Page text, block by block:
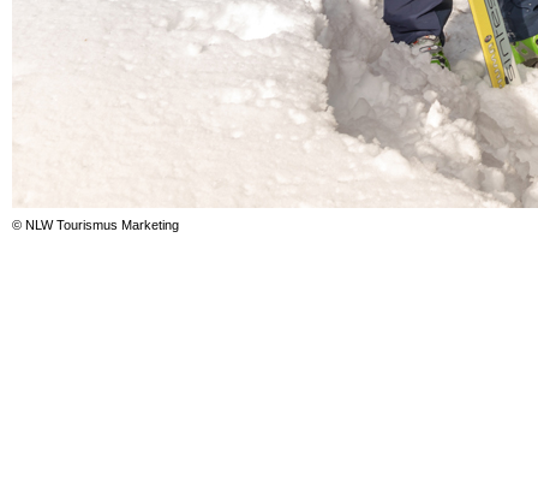
© NLW Tourismus Marketing